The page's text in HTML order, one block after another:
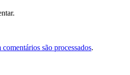
são processados.